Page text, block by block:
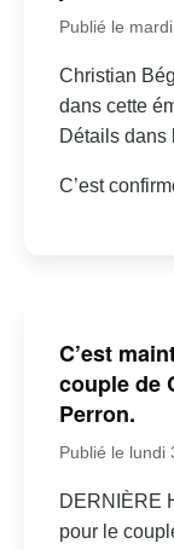
Publié le
Christian
dans cette
Détails dans
C’est
C’est
couple de
Perron.
Publié le lundi
DERNIÈRE
pour le